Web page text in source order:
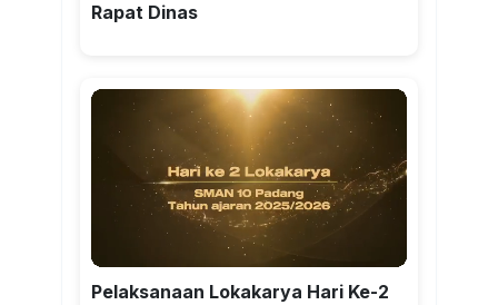
Rapat Dinas
Pelaksanaan Lokakarya Hari Ke-2